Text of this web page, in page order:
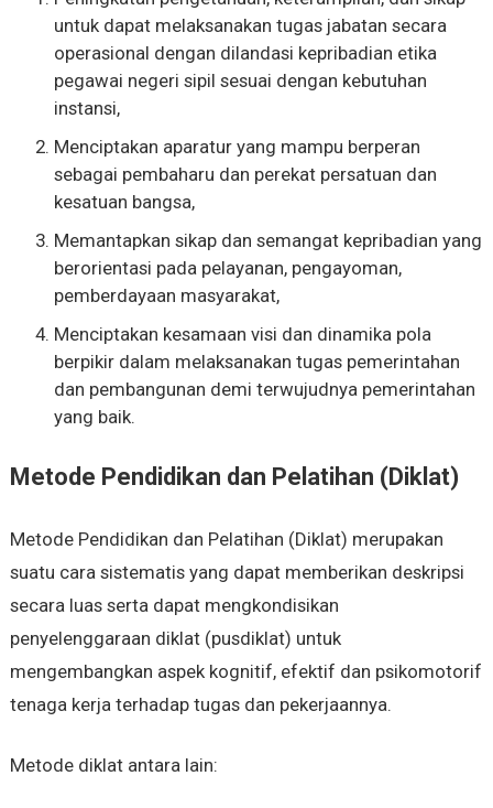
untuk dapat melaksanakan tugas jabatan secara
operasional dengan dilandasi kepribadian etika
pegawai negeri sipil sesuai dengan kebutuhan
instansi,
Menciptakan aparatur yang mampu berperan
sebagai pembaharu dan perekat persatuan dan
kesatuan bangsa,
Memantapkan sikap dan semangat kepribadian yang
berorientasi pada pelayanan, pengayoman,
pemberdayaan masyarakat,
Menciptakan kesamaan visi dan dinamika pola
berpikir dalam melaksanakan tugas pemerintahan
dan pembangunan demi terwujudnya pemerintahan
yang baik.
Metode Pendidikan dan Pelatihan (Diklat)
Metode Pendidikan dan Pelatihan (Diklat) merupakan
suatu cara sistematis yang dapat memberikan deskripsi
secara luas serta dapat mengkondisikan
penyelenggaraan diklat (pusdiklat) untuk
mengembangkan aspek kognitif, efektif dan psikomotorif
tenaga kerja terhadap tugas dan pekerjaannya.
Metode diklat antara lain: